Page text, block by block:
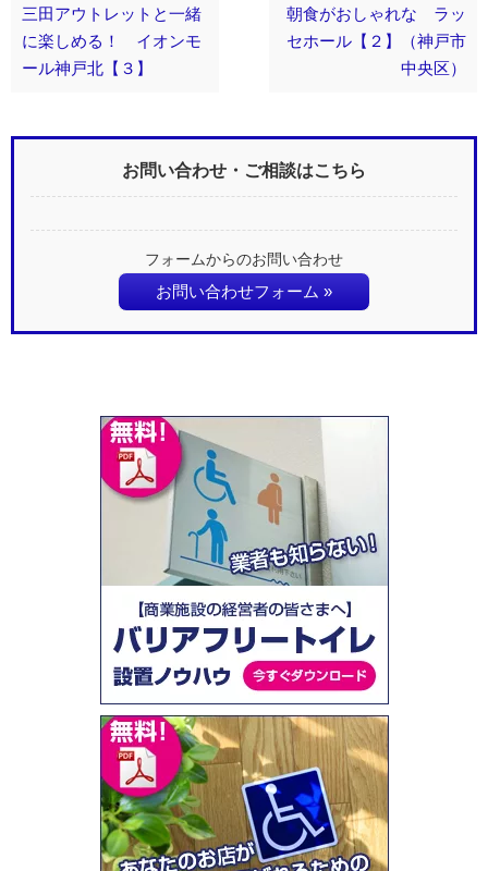
三田アウトレットと一緒
に楽しめる！ イオンモ
ール神戸北【３】
朝食がおしゃれな ラッ
セホール【２】（神戸市
中央区）
お問い合わせ・ご相談はこちら
フォームからのお問い合わせ
お問い合わせフォーム »